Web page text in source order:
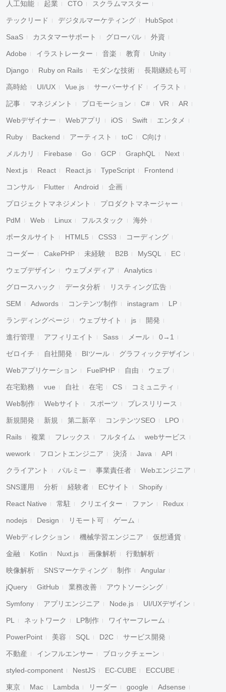
人工知能 起業 CTO スクラムマスター
テックリード デジタルマーケティング HubSpot
SaaS カスタマーサポート グローバル 外資
Adobe イラストレーター 音楽 教育 Unity
Django Ruby on Rails モダンな技術 長期継続も可
高時給 UI/UX Vue.js サーバーサイド イラスト
記事 マネジメント プロモーション C# VR AR
Webデザイナー Webアプリ iOS Swift エンタメ
Ruby Backend アーティスト toC C向け
メルカリ Firebase Go GCP GraphQL Next
Next.js React React.js TypeScript Frontend
コンサル Flutter Android 企画
プロジェクトマネジメント プロダクトマネージャー
PdM Web Linux フルスタック 海外
ポータルサイト HTML5 CSS3 コーディング
コーダー CakePHP 未経験 B2B MySQL EC
ウェブデザイン ウェブメディア Analytics
グロースハック データ分析 リスティング広告
SEM Adwords コンテンツ制作 instagram LP
ランディングページ ウェブサイト js 開発
進行管理 アフィリエイト Sass メール 0→1
ゼロイチ 自社開発 BIツール グラフィックデザイン
Webアプリケーション FuelPHP 自由 ウェブ
在宅勤務 vue 自社 在宅 CS コミュニティ
Web制作 Webサイト スポーツ プレスリリース
新規開発 新規 第二新卒 コンテンツSEO LPO
Rails 複業 フレックス フルタイム webサービス
wework フロントエンジニア 決済 Java API
クライアント パルミー 事業責任者 Webエンジニア
SNS運用 分析 経験者 ECサイト Shopify
React Native 常駐 クリエイター ファン Redux
nodejs Design リモート可 ゲーム
Webディレクション 機械学習エンジニア 仮想通貨
金融 Kotlin Nuxt.js 画像解析 行動解析
映像解析 SNSマーケティング 制作 Angular
jQuery GitHub 業務改善 アウトソーシング
Symfony アプリエンジニア Node.js UI/UXデザイン
PL ネットワーク LP制作 ワイヤーフレーム
PowerPoint 美容 SQL D2C サービス開発
不動産 インフルエンサー ブロックチェーン
styled-component NestJS EC-CUBE ECCUBE
東京 Mac Lambda リーダー google Adsense